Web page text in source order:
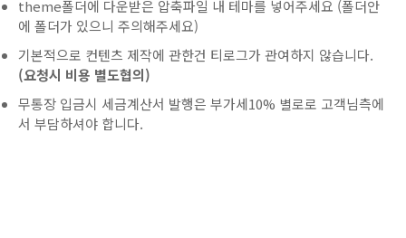
theme폴더에 다운받은 압축파일 내 테마를 넣어주세요 (폴더안
에 폴더가 있으니 주의해주세요)
기본적으로 컨텐츠 제작에 관한건 티로그가 관여하지 않습니다.
(요청시 비용 별도협의)
무통장 입금시 세금계산서 발행은 부가세10% 별로로 고객님측에
서 부담하셔야 합니다.